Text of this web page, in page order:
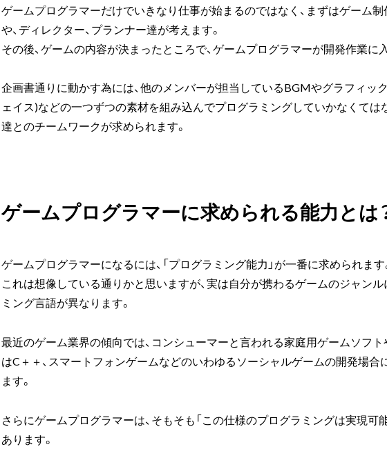
ゲームプログラマーだけでいきなり仕事が始まるのではなく、まずはゲーム
や、ディレクター、プランナー達が考えます。
その後、ゲームの内容が決まったところで、ゲームプログラマーが開発作業に
企画書通りに動かす為には、他のメンバーが担当しているBGMやグラフィッ
ェイス)などの一つずつの素材を組み込んでプログラミングしていかなくては
達とのチームワークが求められます。
ゲームプログラマーに求められる能力とは
ゲームプログラマーになるには、「プログラミング能力」が一番に求められます
これは想像している通りかと思いますが、実は自分が携わるゲームのジャン
ミング言語が異なります。
最近のゲーム業界の傾向では、コンシューマーと言われる家庭用ゲームソフ
はC＋＋、スマートフォンゲームなどのいわゆるソーシャルゲームの開発場合
ます。
さらにゲームプログラマーは、そもそも「この仕様のプログラミングは実現可
あります。